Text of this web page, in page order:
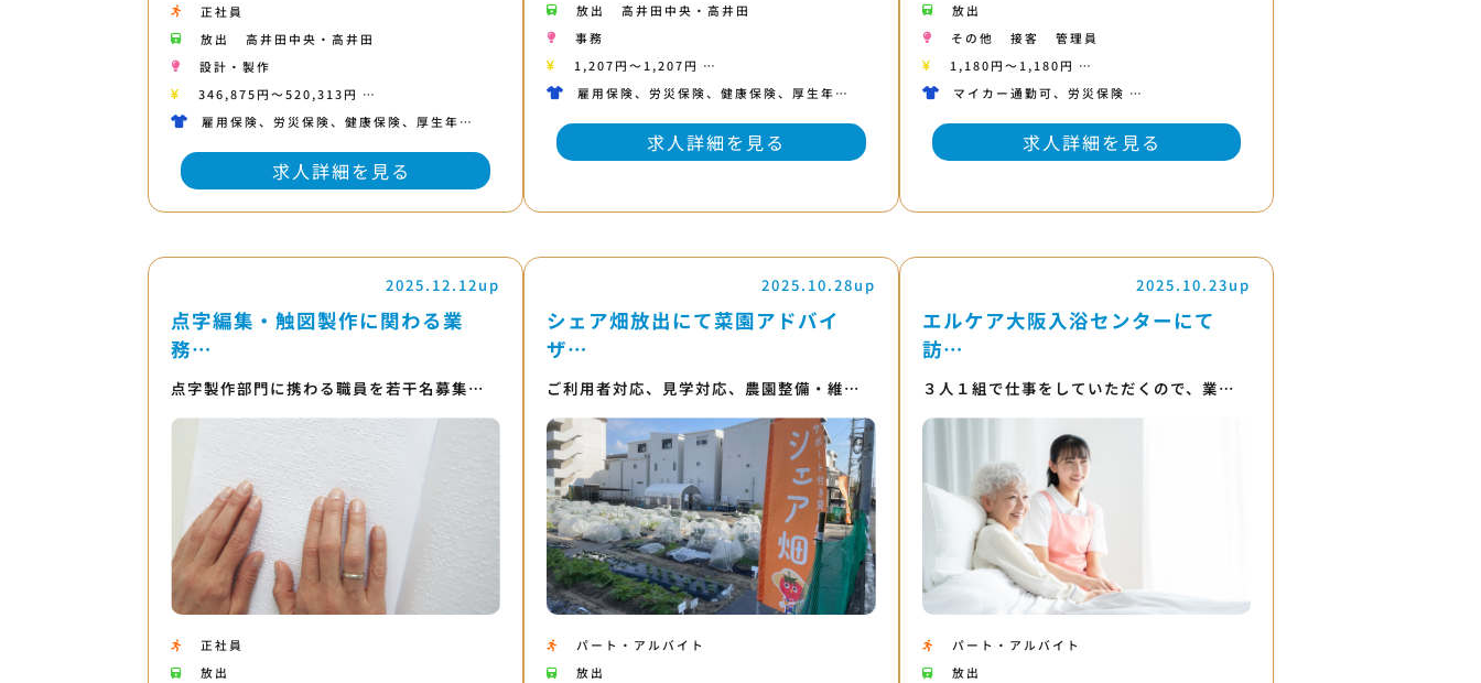
正社員
放出
高井田中央・高井田
設計・製作
346,875円〜520,313円 …
雇用保険、労災保険、健康保険、厚生年…
求人詳細を見る
放出
高井田中央・高井田
事務
1,207円〜1,207円 …
雇用保険、労災保険、健康保険、厚生年…
求人詳細を見る
放出
その他
接客
管理員
1,180円〜1,180円 …
マイカー通勤可、労災保険 …
求人詳細を見る
2025.12.12up
点字編集・触図製作に関わる業
務…
点字製作部門に携わる職員を若干名募集…
正社員
放出
2025.10.28up
シェア畑放出にて菜園アドバイ
ザ…
ご利用者対応、見学対応、農園整備・維…
パート・アルバイト
放出
2025.10.23up
エルケア大阪入浴センターにて
訪…
３人１組で仕事をしていただくので、業…
パート・アルバイト
放出